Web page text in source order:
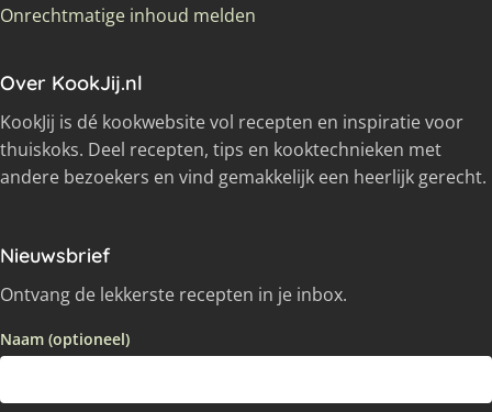
Onrechtmatige inhoud melden
Over KookJij.nl
KookJij is dé kookwebsite vol recepten en inspiratie voor
thuiskoks. Deel recepten, tips en kooktechnieken met
andere bezoekers en vind gemakkelijk een heerlijk gerecht.
Nieuwsbrief
Ontvang de lekkerste recepten in je inbox.
Naam (optioneel)